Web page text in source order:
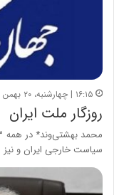
۱۶:۱۵ | چهارشنبه، ۲۰ بهمن ۱۴۰۰
روزگار ملت ایران
سیاست خارجی ایران و نیز